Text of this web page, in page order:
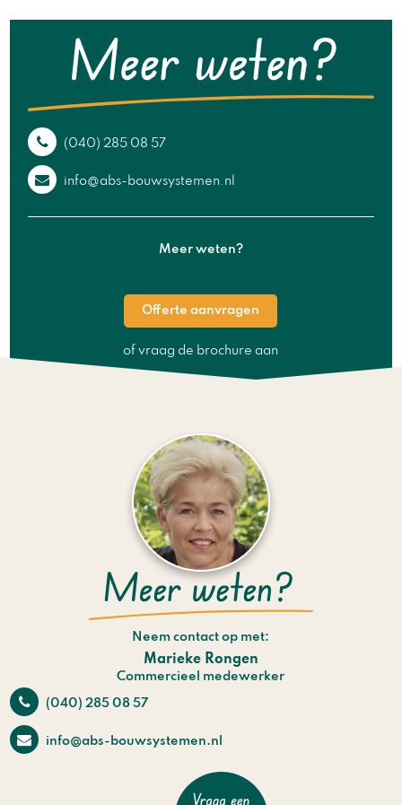
(040) 285 08 57
info@abs-bouwsystemen.nl
Meer weten?
Offerte aanvragen
of vraag de brochure aan
Neem contact op met:
Marieke Rongen
Commercieel medewerker
(040) 285 08 57
info@abs-bouwsystemen.nl